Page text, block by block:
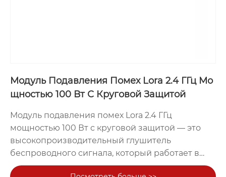
Модуль Подавления Помех Lora 2.4 ГГц Мо
щностью 100 Вт С Круговой Защитой
Модуль подавления помех Lora 2.4 ГГц
мощностью 100 Вт с круговой защитой — это
высокопроизводительный глушитель
беспроводного сигнала, который работает в
диапазоне частот 2,4 ГГц и использует